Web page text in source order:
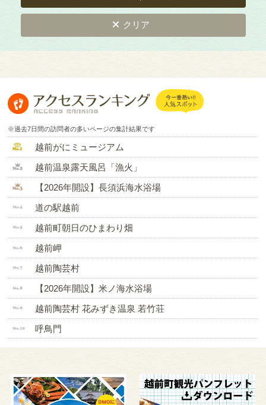
クリア
※過去7日間の訪問者の多いページの集計結果です
越前がにミュージアム
越前温泉露天風呂「漁火」
【2026年開設】長須浜海水浴場
道の駅越前
越前町朝日のひまわり畑
越前岬
越前陶芸村
【2026年開設】米ノ海水浴場
越前陶芸村 花みずき温泉 若竹荘
呼鳥門